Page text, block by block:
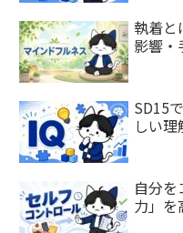
執着と
影響・
SD15
しい
自分
力」を